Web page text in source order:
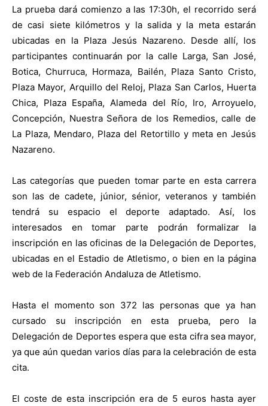
La prueba dará comienzo a las 17:30h, el recorrido será
de casi siete kilómetros y la salida y la meta estarán
ubicadas en la Plaza Jesús Nazareno. Desde allí, los
participantes continuarán por la calle Larga, San José,
Botica, Churruca, Hormaza, Bailén, Plaza Santo Cristo,
Plaza Mayor, Arquillo del Reloj, Plaza San Carlos, Huerta
Chica, Plaza España, Alameda del Río, Iro, Arroyuelo,
Concepción, Nuestra Señora de los Remedios, calle de
La Plaza, Mendaro, Plaza del Retortillo y meta en Jesús
Nazareno.
Las categorías que pueden tomar parte en esta carrera
son las de cadete, júnior, sénior, veteranos y también
tendrá su espacio el deporte adaptado. Así, los
interesados en tomar parte podrán formalizar la
inscripción en las oficinas de la Delegación de Deportes,
ubicadas en el Estadio de Atletismo, o bien en la página
web de la Federación Andaluza de Atletismo.
Hasta el momento son 372 las personas que ya han
cursado su inscripción en esta prueba, pero la
Delegación de Deportes espera que esta cifra sea mayor,
ya que aún quedan varios días para la celebración de esta
cita.
El coste de esta inscripción era de 5 euros hasta ayer